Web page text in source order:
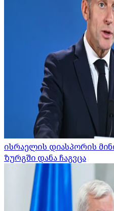
ისრაელის დიასპორის
ზურგში დანა ჩაგვცა